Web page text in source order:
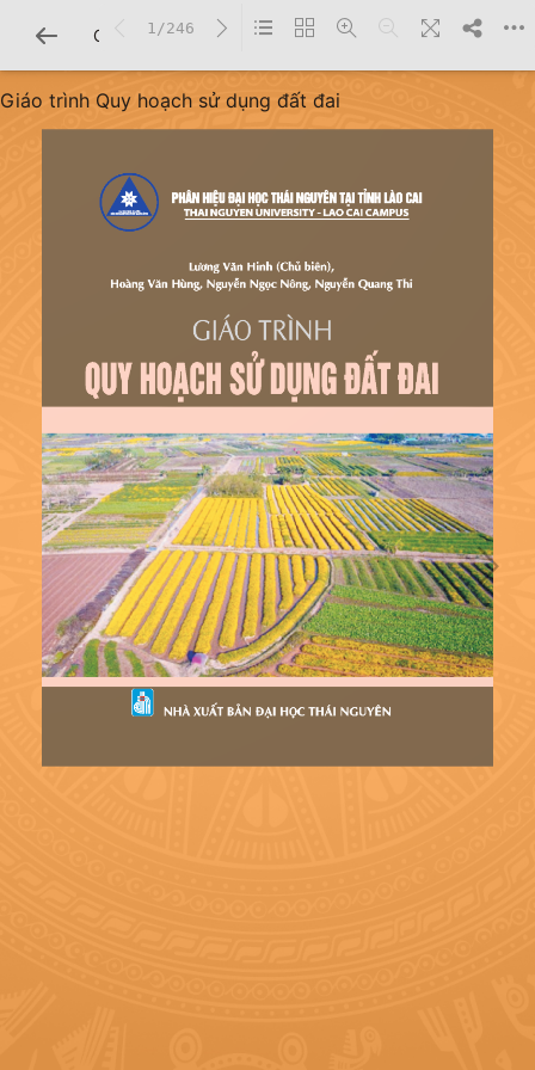
CHI TIẾT SÁCH
Giáo trình Quy hoạch sử dụng đất đai
1/246